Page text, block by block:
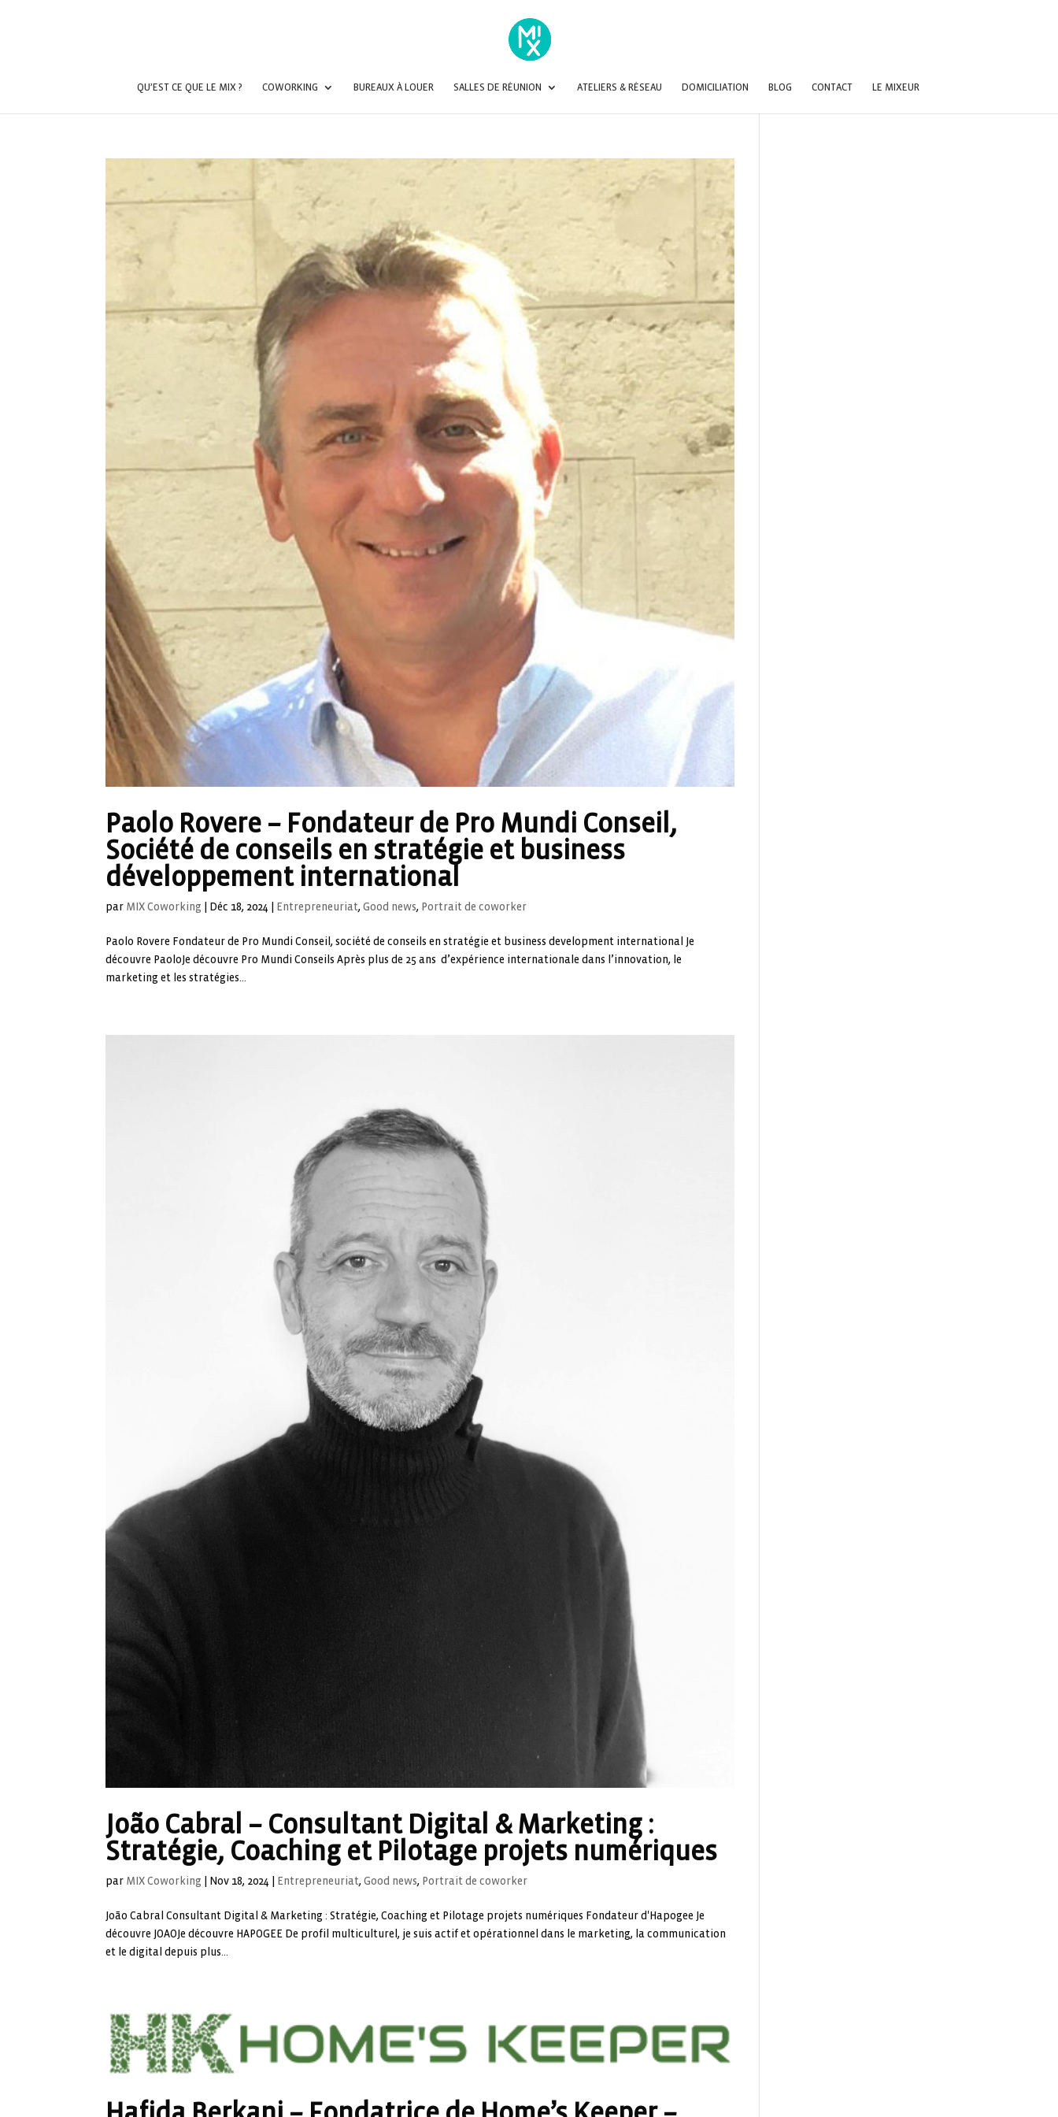
QU’EST CE QUE LE MIX ? COWORKING BUREAUX À LOUER SALLES DE RÉUNION ATELIERS & RÉSEAU DOMICILIATION BLOG CONTACT LE MIXEUR
Paolo Rovere – Fondateur de Pro Mundi Conseil,
Société de conseils en stratégie et business
développement international
par MIX Coworking Déc 18, 2024 Entrepreneuriat,Good news, Portrait de coworker
Paolo Rovere Fondateur de Pro Mundi Conseil, société de conseils en stratégie et business development international Je
découvre PaoloJe découvre Pro Mundi Conseils Après plus de 25 ans d’expérience internationale dans l’innovation, le
marketing et les stratégies...
João Cabral – Consultant Digital & Marketing :
Stratégie, Coaching et Pilotage projets numériques
par MIX Coworking Nov 18, 2024 Entrepreneuriat,Good news, Portrait de coworker
João Cabral Consultant Digital & Marketing : Stratégie, Coaching et Pilotage projets numériques Fondateur d'Hapogee Je
découvre JOAOJe découvre HAPOGEE De profil multiculturel, je suis actif et opérationnel dans le marketing, la communication
et le digital depuis plus...